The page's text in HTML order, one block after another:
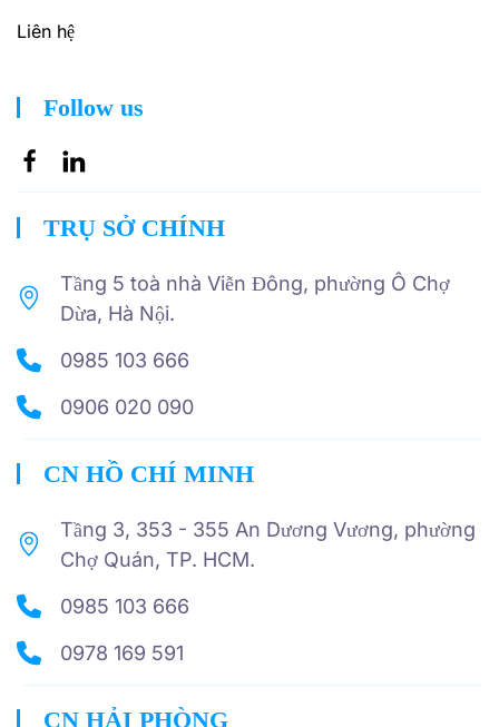
Liên hệ
Follow us
TRỤ SỞ CHÍNH
Tầng 5 toà nhà Viễn Đông, phường Ô Chợ
Dừa, Hà Nội.
0985 103 666
0906 020 090
CN HỒ CHÍ MINH
Tầng 3, 353 - 355 An Dương Vương, phường
Chợ Quán, TP. HCM.
0985 103 666
0978 169 591
CN HẢI PHÒNG